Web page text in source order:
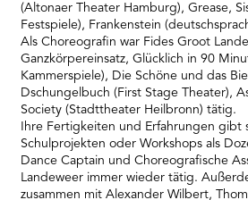
(Altonaer Theater Hamburg), Grease,
Festspiele), Frankenstein
Als Choreografin war Fides Groot
Ganzkörpereinsatz, Glücklich in 90
Kammerspiele), Die Schöne und das
Dschungelbuch (First Stage Theater),
Society (Stadttheater Heilbronn) tätig.
Ihre Fertigkeiten und Erfahrungen gibt
Schulprojekten oder Workshops als
Dance Captain und Choreografische
Landeweer immer wieder tätig.
zusammen mit Alexander Wilbert,